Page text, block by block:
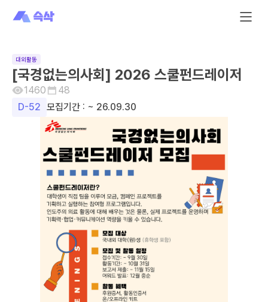
대외활동
[국경없는의사회] 2026 스쿨펀드레이저
1460
48
D-52 모집기간 : ~ 26.09.30